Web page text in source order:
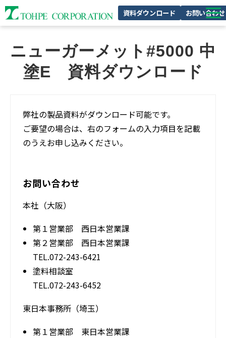
資料ダウンロード お問い合わせ
私たちの強み
企業情報
採用情報
ニューガーメット#5000 中
塗E　資料ダウンロード
弊社の製品資料がダウンロード可能です。
ご要望の場合は、右のフォームの入力項目を記載
のうえお申し込みください。
お問い合わせ
本社（大阪）
第１営業部 西日本営業課
第２営業部 西日本営業課
TEL.072-243-6421
塗料相談室
TEL.072-243-6452
東日本事務所（埼玉）
第１営業部 東日本営業課